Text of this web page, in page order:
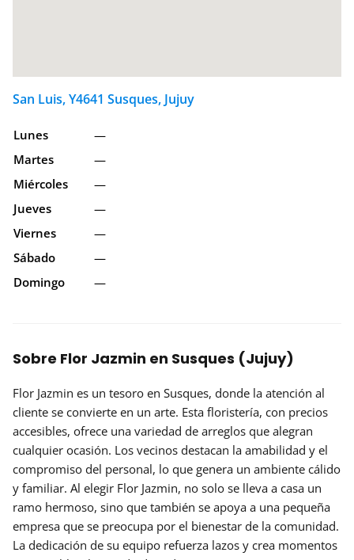
San Luis, Y4641 Susques, Jujuy
Lunes
—
Martes
—
Miércoles
—
Jueves
—
Viernes
—
Sábado
—
Domingo
—
Sobre Flor Jazmin en Susques (Jujuy)
Flor Jazmin es un tesoro en Susques, donde la atención al
cliente se convierte en un arte. Esta floristería, con precios
accesibles, ofrece una variedad de arreglos que alegran
cualquier ocasión. Los vecinos destacan la amabilidad y el
compromiso del personal, lo que genera un ambiente cálido
y familiar. Al elegir Flor Jazmin, no solo se lleva a casa un
ramo hermoso, sino que también se apoya a una pequeña
empresa que se preocupa por el bienestar de la comunidad.
La dedicación de su equipo refuerza lazos y crea momentos